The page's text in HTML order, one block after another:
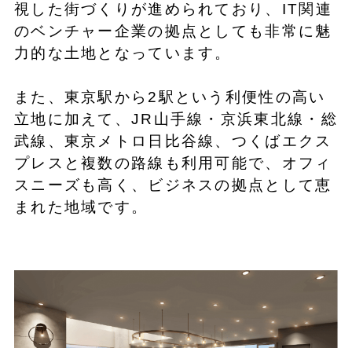
視した街づくりが進められており、IT関連
のベンチャー企業の拠点としても非常に魅
力的な土地となっています。
また、東京駅から2駅という利便性の高い
立地に加えて、JR山手線・京浜東北線・総
武線、東京メトロ日比谷線、つくばエクス
プレスと複数の路線も利用可能で、オフィ
スニーズも高く、ビジネスの拠点として恵
まれた地域です。